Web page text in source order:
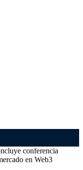
conferencia
en Web3